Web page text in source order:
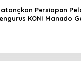
Persiapan
KONI Manado